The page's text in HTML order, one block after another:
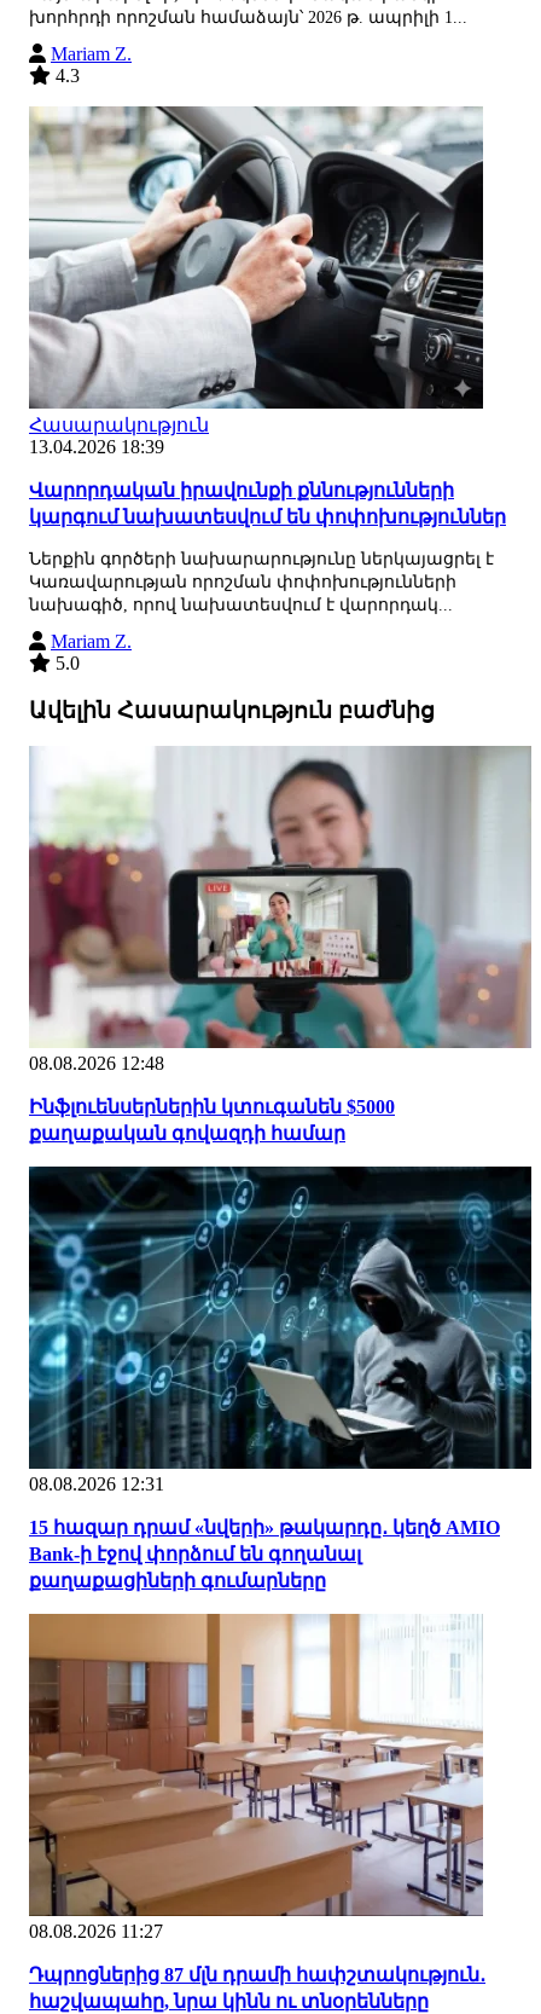
խորհրդի որոշման համաձայն՝ 2026 թ. ապրիլի 1...
Mariam Z.
4.3
Հասարակություն
13.04.2026 18:39
Վարորդական իրավունքի քննությունների
կարգում նախատեսվում են փոփոխություններ
Ներքին գործերի նախարարությունը ներկայացրել է
Կառավարության որոշման փոփոխությունների
նախագիծ, որով նախատեսվում է վարորդակ...
Mariam Z.
5.0
Ավելին Հասարակություն բաժնից
08.08.2026 12:48
Ինֆլուենսերներին կտուգանեն $5000
քաղաքական գովազդի համար
08.08.2026 12:31
15 հազար դրամ «նվերի» թակարդը․ կեղծ AMIO
Bank-ի էջով փորձում են գողանալ
քաղաքացիների գումարները
08.08.2026 11:27
Դպրոցներից 87 մլն դրամի հափշտակություն․
հաշվապահը, նրա կինն ու տնօրենները